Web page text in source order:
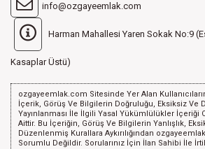
info@ozgayeemlak.com
Harman Mahallesi Yaren Sokak No:9
Kasaplar Üstü)
ozgayeemlak.com Sitesinde Yer Alan
İçerik, Görüş Ve Bilgilerin Doğruluğu, Eksiksiz Ve
Yayınlanması İle İlgili Yasal Yükümlülükler İçeriği
Aittir. Bu İçeriğin, Görüş Ve Bilgilerin Yanlışlık,
Düzenlenmiş Kurallara Aykırılığından
Sorumlu Değildir. Sorularınız İçin İlan Sahibi İle